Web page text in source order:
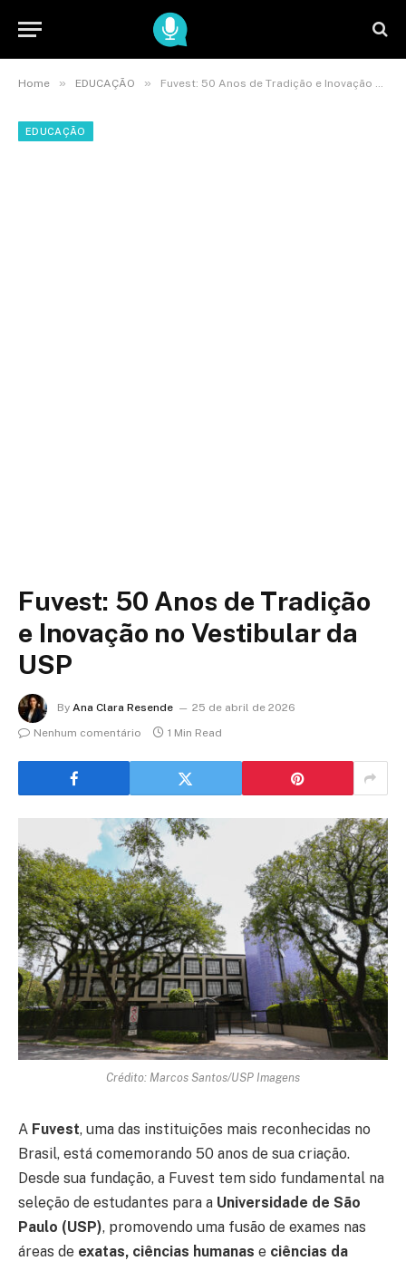
Home » EDUCAÇÃO » Fuvest: 50 Anos de Tradição e Inovação no Vestibular da USP
EDUCAÇÃO
Fuvest: 50 Anos de Tradição
e Inovação no Vestibular da
USP
By Ana Clara Resende
25 de abril de 2026
Nenhum comentário
1 Min Read
Crédito: Marcos Santos/USP Imagens
A Fuvest, uma das instituições mais reconhecidas no
Brasil, está comemorando 50 anos de sua criação.
Desde sua fundação, a Fuvest tem sido fundamental na
seleção de estudantes para a Universidade de São
Paulo (USP), promovendo uma fusão de exames nas
áreas de exatas, ciências humanas e ciências da